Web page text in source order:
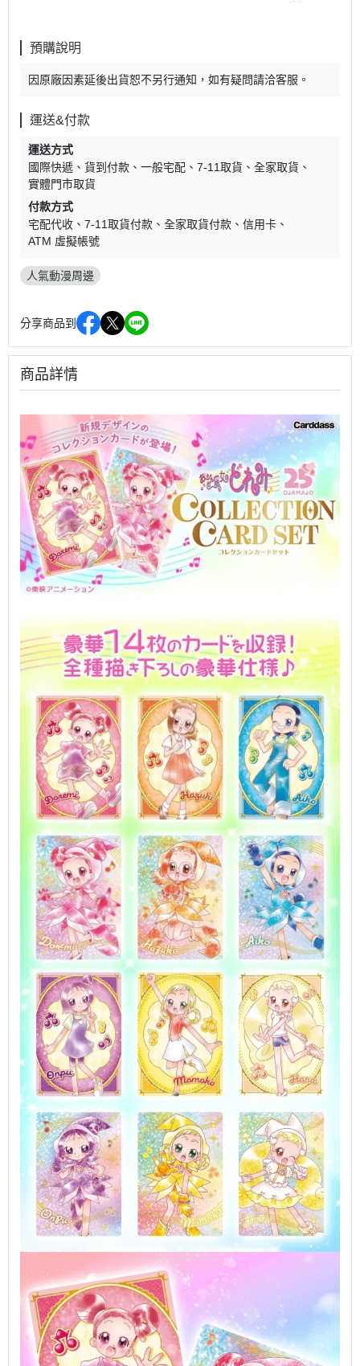
預購說明
因原廠因素延後出貨恕不另行通知，如有疑問請洽客服。
運送&付款
運送方式
國際快遞
貨到付款 一般宅配 7-11取貨
全家取貨
實體門市取貨
付款方式
宅配代收
7-11取貨付款 全家取貨付款
信用卡
ATM 虛擬帳號
人氣動漫周邊
分享商品到
商品詳情